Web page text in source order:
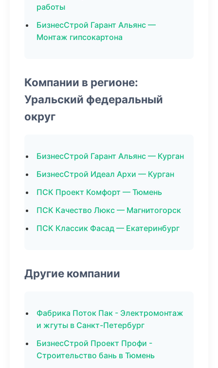
работы
БизнесСтрой Гарант Альянс —
Монтаж гипсокартона
Компании в регионе:
Уральский федеральный
округ
БизнесСтрой Гарант Альянс — Курган
БизнесСтрой Идеал Архи — Курган
ПСК Проект Комфорт — Тюмень
ПСК Качество Люкс — Магнитогорск
ПСК Классик Фасад — Екатеринбург
Другие компании
Фабрика Поток Пак - Электромонтаж
и жгуты в Санкт-Петербург
БизнесСтрой Проект Профи -
Строительство бань в Тюмень